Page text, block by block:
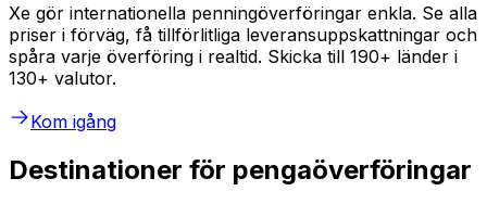
Xe gör internationella penningöverföringar enkla. Se alla
priser i förväg, få tillförlitliga leveransuppskattningar och
spåra varje överföring i realtid. Skicka till 190+ länder i
130+ valutor.
Kom igång
Destinationer för pengaöverföringar